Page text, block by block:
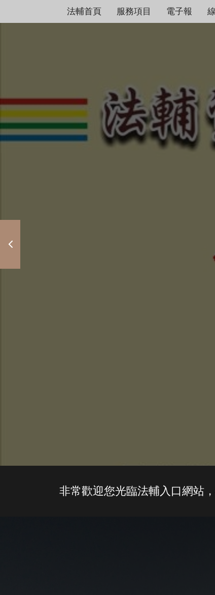
法輔首頁 服務項目 電子報
非常歡迎您光臨法輔入口網站